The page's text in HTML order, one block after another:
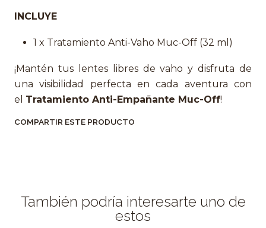
INCLUYE
1 x Tratamiento Anti-Vaho Muc-Off (32 ml)
¡Mantén tus lentes libres de vaho y disfruta de
una visibilidad perfecta en cada aventura con
el Tratamiento Anti-Empañante Muc-Off!
COMPARTIR ESTE PRODUCTO
También podría interesarte uno de
estos